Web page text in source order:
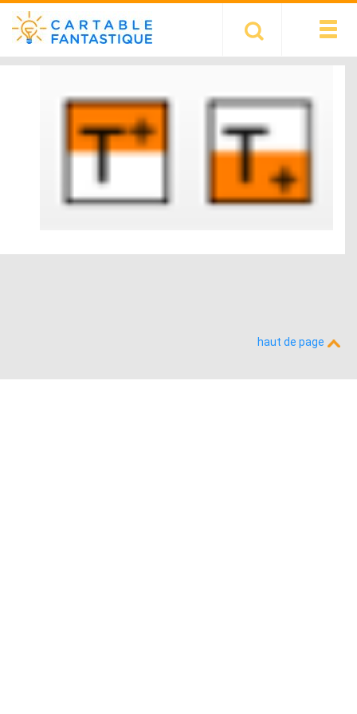
haut de page